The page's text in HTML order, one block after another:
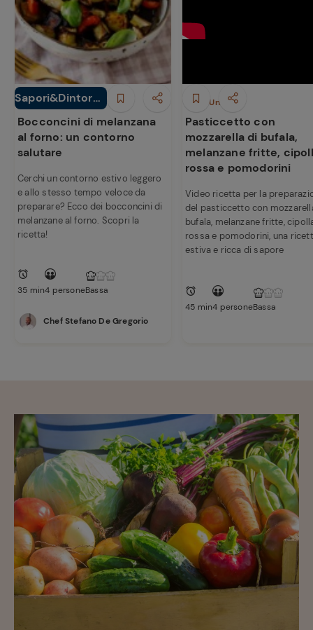
Sapori&Dintorni
Conad
Antipasti
Bocconcini di melanzana
al forno: un contorno
salutare
Cerchi un contorno estivo leggero
e allo stesso tempo veloce da
preparare? Ecco dei bocconcini di
melanzane al forno. Scopri la
ricetta!
35 min4 personeBassa
Chef Stefano De Gregorio
Piatti Unici
Pasticcetto con
mozzarella di bufala,
melanzane fritte,
rossa e pomodorini
Video ricetta per la
del pasticcetto con
bufala, melanzane fritte,
rossa e pomodorini, una
estiva e ricca di sapore
45 min4 personeBassa
Ricette
preferite